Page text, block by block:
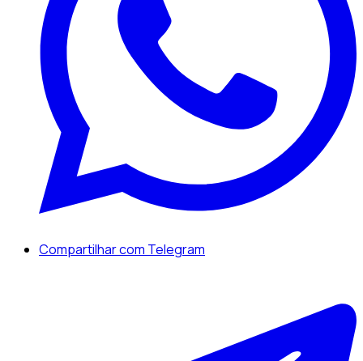
Compartilhar com Telegram